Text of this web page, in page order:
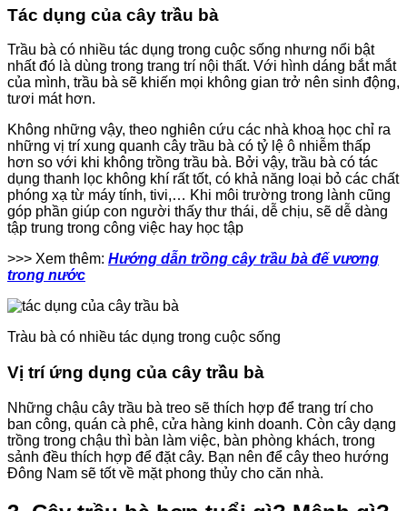
Tác dụng của cây trầu bà
Trầu bà có nhiều tác dụng trong cuộc sống nhưng nổi bật
nhất đó là dùng trong trang trí nội thất. Với hình dáng bắt mắt
của mình, trầu bà sẽ khiến mọi không gian trở nên sinh động,
tươi mát hơn.
Không những vậy, theo nghiên cứu các nhà khoa học chỉ ra
những vị trí xung quanh cây trầu bà có tỷ lệ ô nhiễm thấp
hơn so với khi không trồng trầu bà. Bởi vậy, trầu bà có tác
dụng thanh lọc không khí rất tốt, có khả năng loại bỏ các chất
phóng xạ từ máy tính, tivi,… Khi môi trường trong lành cũng
góp phần giúp con người thấy thư thái, dễ chịu, sẽ dễ dàng
tập trung trong công việc hay học tập
>>> Xem thêm: Hướng dẫn trồng cây trầu bà đế vương
trong nước
Tràu bà có nhiều tác dụng trong cuộc sống
Vị trí ứng dụng của cây trầu bà
Những chậu cây trầu bà treo sẽ thích hợp để trang trí cho
ban công, quán cà phê, cửa hàng kinh doanh. Còn cây dạng
trồng trong chậu thì bàn làm việc, bàn phòng khách, trong
sảnh đều thích hợp để đặt cây. Bạn nên để cây theo hướng
Đông Nam sẽ tốt về mặt phong thủy cho căn nhà.